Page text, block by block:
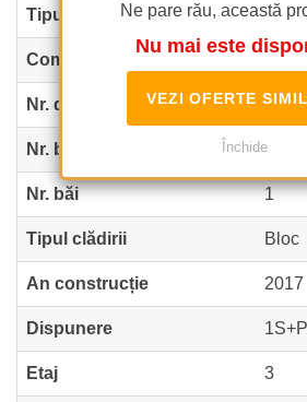
Ne pare rău, această
Nu mai este
VEZI OFERTE
Închide
Tipul apartamentului
Compartimentare
Nr. dormitoare 1
Nr. bucătării 1
Nr. băi 1
Tipul clădirii Bloc
An construcție 2017
Dispunere
Etaj 3